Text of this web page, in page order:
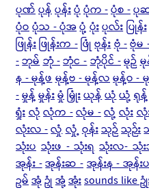
ပုဏ်ပုန်ပုန်းပုံပုံက -ပုံစ -ပု
ပုံဝပုံသ - ပုံအပုံ့ပုံးပုလ်းပြုန်း
ဖြုန်းဖြုန်းက -ဖြုံ ဗုန်းဗုံ -ဗုံမ
-ဘုမ်ဘုံ -ဘုံင -ဘုံပိုင် -မုဉ်
န - မုန့်ဖမုန့်ဗ - မုန့်လမုန့်ဝ -
-မှုန့်မှုန်းမှုံမြှုံးယုန်ယုံယုံ့ရုန့်
ရှုံးလုံလုံက -လုံမ -လုံ့ လုံးလုံ
လုံးလ -လှုံလှုံ့ဝုန်းသုဉ်သုဉ်း
သုံးပ သုံးဖ - သုံးရ သုံးလ- သုံ
အုန်း -အုန်းဆ -အုန်းန - အုန်းပ
ဥမ်အုံဥုံ အုံ့အုံးsounds like ဥုံ